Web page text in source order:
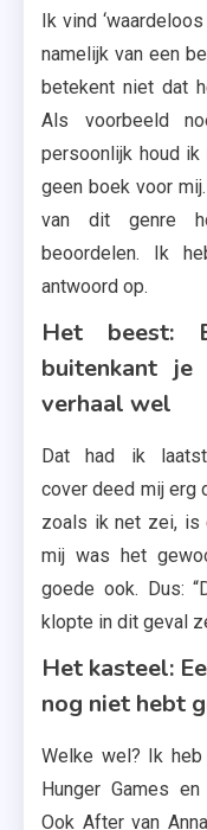
Ik vind
namelijk van een
betekent niet dat
Als voorbeeld
persoonlijk houd
geen boek voor
van dit genre
beoordelen. Ik
antwoord op.
Het beest:
buitenkant
verhaal wel
Dat had ik
cover deed mij erg
zoals ik net zei, is
mij was het
goede ook. Dus:
klopte in dit geval
Het kasteel:
nog niet hebt
Welke wel? Ik heb
Hunger Games
Ook After van